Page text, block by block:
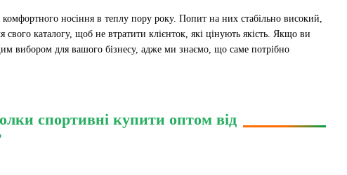
носіння в теплу пору року. Попит на них стабільно високий,
каталогу, щоб не втратити клієнток, які цінують якість. Якщо ви
вибором для вашого бізнесу, адже ми знаємо, що саме потрібно
спортивні купити оптом від